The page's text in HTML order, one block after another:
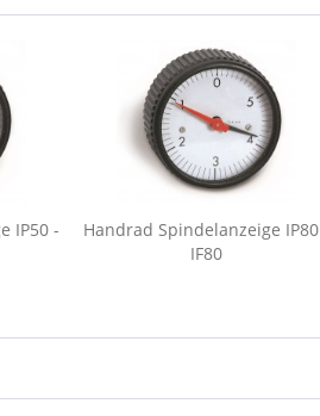
IP50 -
Handrad Spindelanzeige
IF80